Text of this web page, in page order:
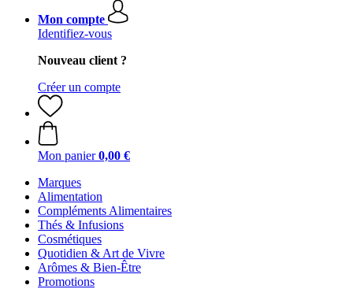
Mon compte
Identifiez-vous
Nouveau client ?
Créer un compte
Mon panier 0,00 €
Marques
Alimentation
Compléments Alimentaires
Thés & Infusions
Cosmétiques
Quotidien & Art de Vivre
Arômes & Bien-Être
Promotions